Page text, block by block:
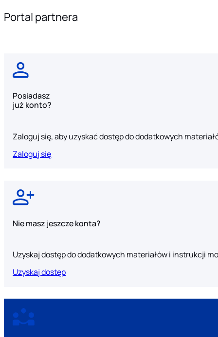
Portal partnera
Posiadasz
już konto?
Zaloguj się, aby uzyskać dostęp do dodatkowych
Zaloguj się
Nie masz jeszcze konta?
Uzyskaj dostęp do dodatkowych materiałów i instrukcji
Uzyskaj dostęp